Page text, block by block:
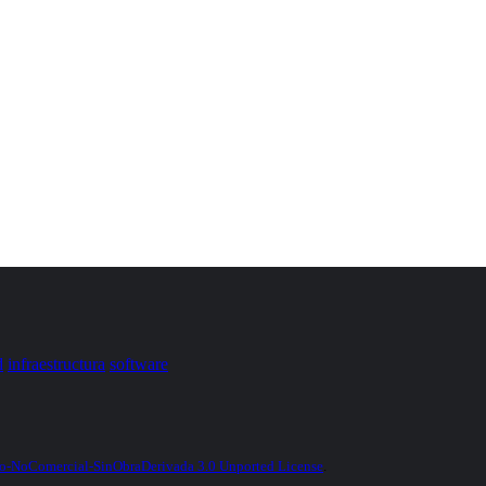
infraestructura software
NoComercial-SinObraDerivada 3.0 Unported License